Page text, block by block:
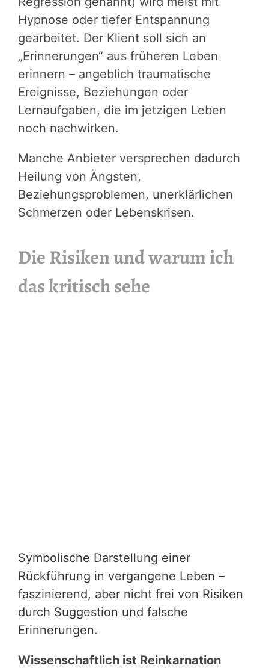
Hypnose oder tiefer Entspannung
gearbeitet. Der Klient soll sich an
„Erinnerungen“ aus früheren Leben
erinnern – angeblich traumatische
Ereignisse, Beziehungen oder
Lernaufgaben, die im jetzigen Leben
noch nachwirken.
Manche Anbieter versprechen dadurch
Heilung von Ängsten,
Beziehungsproblemen, unerklärlichen
Schmerzen oder Lebenskrisen.
Die Risiken und warum ich
das kritisch sehe
Symbolische Darstellung einer
Rückführung in vergangene Leben –
faszinierend, aber nicht frei von Risiken
durch Suggestion und falsche
Erinnerungen.
Wissenschaftlich ist Reinkarnation